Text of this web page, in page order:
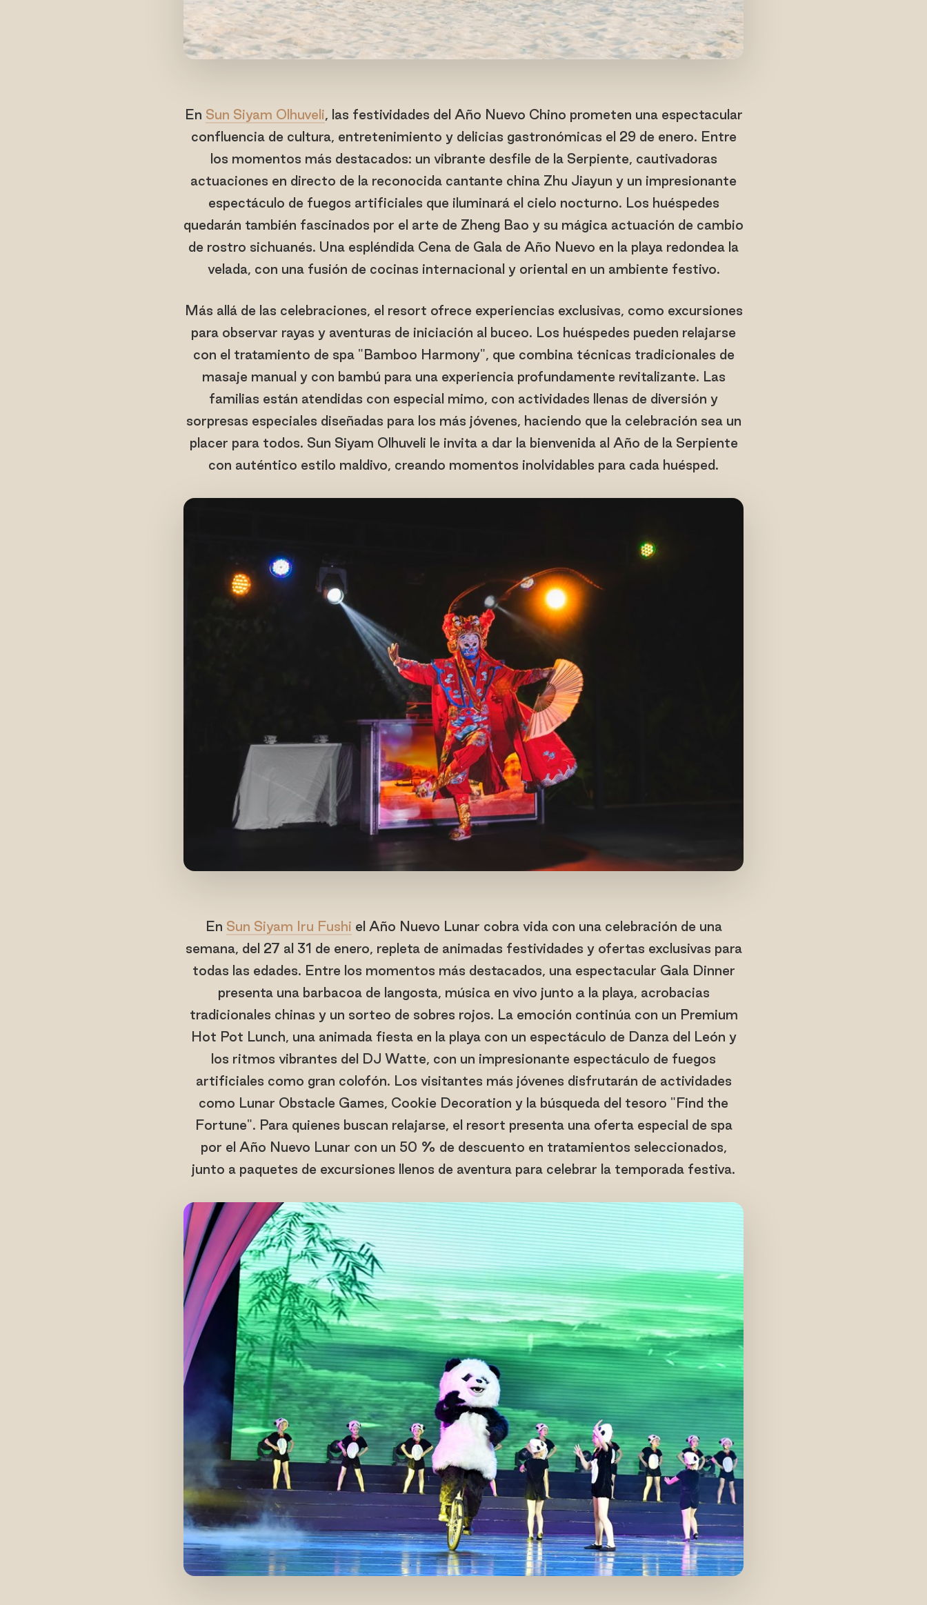
En Sun Siyam Olhuveli, las festividades del Año Nuevo Chino prometen una espectacular
confluencia de cultura, entretenimiento y delicias gastronómicas el 29 de enero. Entre
los momentos más destacados: un vibrante desfile de la Serpiente, cautivadoras
actuaciones en directo de la reconocida cantante china Zhu Jiayun y un impresionante
espectáculo de fuegos artificiales que iluminará el cielo nocturno. Los huéspedes
quedarán también fascinados por el arte de Zheng Bao y su mágica actuación de cambio
de rostro sichuanés. Una espléndida Cena de Gala de Año Nuevo en la playa redondea la
velada, con una fusión de cocinas internacional y oriental en un ambiente festivo.
Más allá de las celebraciones, el resort ofrece experiencias exclusivas, como excursiones
para observar rayas y aventuras de iniciación al buceo. Los huéspedes pueden relajarse
con el tratamiento de spa "Bamboo Harmony", que combina técnicas tradicionales de
masaje manual y con bambú para una experiencia profundamente revitalizante. Las
familias están atendidas con especial mimo, con actividades llenas de diversión y
sorpresas especiales diseñadas para los más jóvenes, haciendo que la celebración sea un
placer para todos. Sun Siyam Olhuveli le invita a dar la bienvenida al Año de la Serpiente
con auténtico estilo maldivo, creando momentos inolvidables para cada huésped.
En Sun Siyam Iru Fushi el Año Nuevo Lunar cobra vida con una celebración de una
semana, del 27 al 31 de enero, repleta de animadas festividades y ofertas exclusivas para
todas las edades. Entre los momentos más destacados, una espectacular Gala Dinner
presenta una barbacoa de langosta, música en vivo junto a la playa, acrobacias
tradicionales chinas y un sorteo de sobres rojos. La emoción continúa con un Premium
Hot Pot Lunch, una animada fiesta en la playa con un espectáculo de Danza del León y
los ritmos vibrantes del DJ Watte, con un impresionante espectáculo de fuegos
artificiales como gran colofón. Los visitantes más jóvenes disfrutarán de actividades
como Lunar Obstacle Games, Cookie Decoration y la búsqueda del tesoro "Find the
Fortune". Para quienes buscan relajarse, el resort presenta una oferta especial de spa
por el Año Nuevo Lunar con un 50 % de descuento en tratamientos seleccionados,
junto a paquetes de excursiones llenos de aventura para celebrar la temporada festiva.